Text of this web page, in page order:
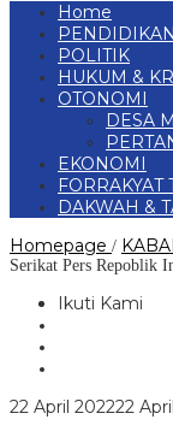
Home
PENDIDIKAN
POLITIK
HUKUM &
OTONOMI
DESA
EKONOMI
FORRAKYAT
DAKWAH &
Homepage /
Serikat Pers Repoblik
Ikuti Kami
22 April 202222